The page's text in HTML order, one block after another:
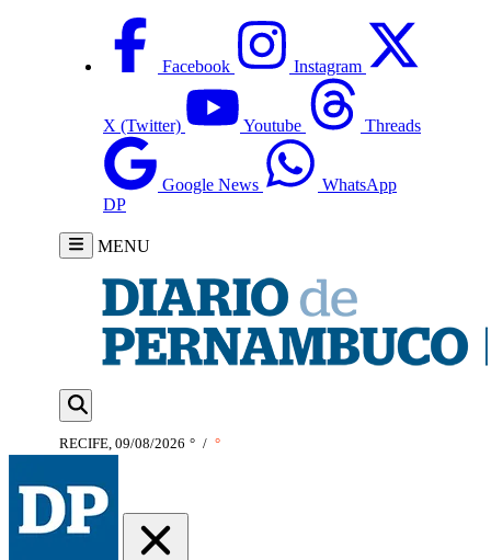
Facebook Instagram
X (Twitter) Youtube Threads
Google News
WhatsApp
DP
MENU
RECIFE, 09/08/2026 ° / °